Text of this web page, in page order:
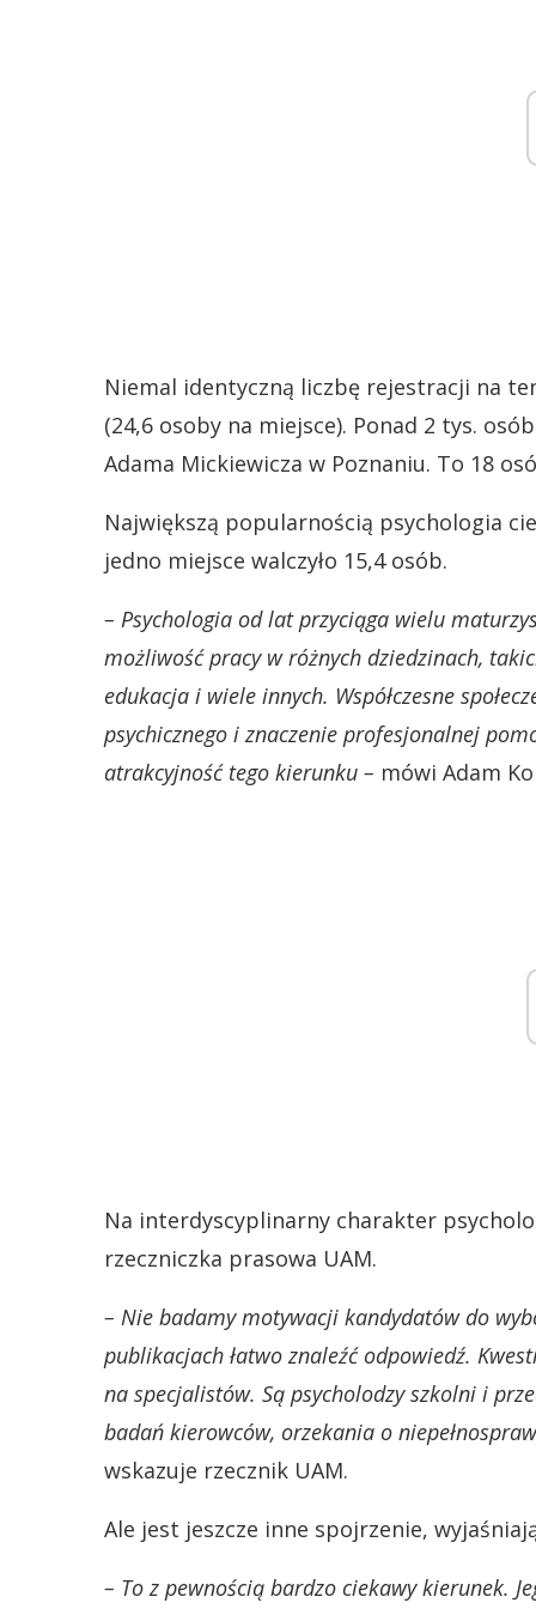
Niemal identyczną liczbę rejestracji na
(24,6 osoby na miejsce). Ponad 2 tys.
Adama Mickiewicza w Poznaniu. To 18
Największą popularnością psychologia
jedno miejsce walczyło 15,4 osób.
– Psychologia od lat przyciąga wielu
możliwość pracy w różnych dziedzinach,
edukacja i wiele innych. Współczesne
psychicznego i znaczenie profesjonalnej
atrakcyjność tego kierunku – mówi Adam
Na interdyscyplinarny charakter
rzeczniczka prasowa UAM.
– Nie badamy motywacji kandydatów do
publikacjach łatwo znaleźć odpowiedź.
na specjalistów. Są psycholodzy szkolni i
badań kierowców, orzekania o
wskazuje rzecznik UAM.
Ale jest jeszcze inne spojrzenie,
– To z pewnością bardzo ciekawy kierunek.